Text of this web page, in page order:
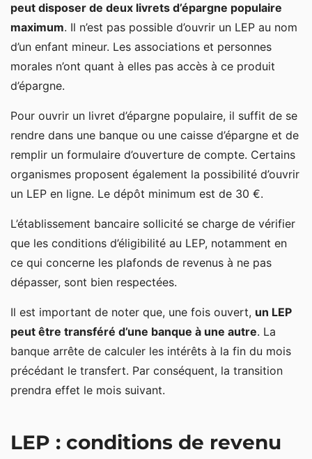
peut disposer de deux livrets d’épargne populaire
maximum. Il n’est pas possible d’ouvrir un LEP au nom
d’un enfant mineur. Les associations et personnes
morales n’ont quant à elles pas accès à ce produit
d’épargne.
Pour ouvrir un livret d’épargne populaire, il suffit de se
rendre dans une banque ou une caisse d’épargne et de
remplir un formulaire d’ouverture de compte. Certains
organismes proposent également la possibilité d’ouvrir
un LEP en ligne. Le dépôt minimum est de 30 €.
L’établissement bancaire sollicité se charge de vérifier
que les conditions d’éligibilité au LEP, notamment en
ce qui concerne les plafonds de revenus à ne pas
dépasser, sont bien respectées.
Il est important de noter que, une fois ouvert, un LEP
peut être transféré d’une banque à une autre. La
banque arrête de calculer les intérêts à la fin du mois
précédant le transfert. Par conséquent, la transition
prendra effet le mois suivant.
LEP : conditions de revenu